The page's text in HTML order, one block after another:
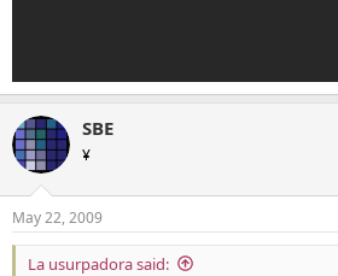
SBE
¥
May 22, 2009
La usurpadora said: